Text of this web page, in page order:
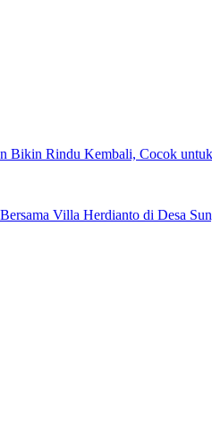
Bikin Rindu Kembali, Cocok
Villa Herdianto di Desa